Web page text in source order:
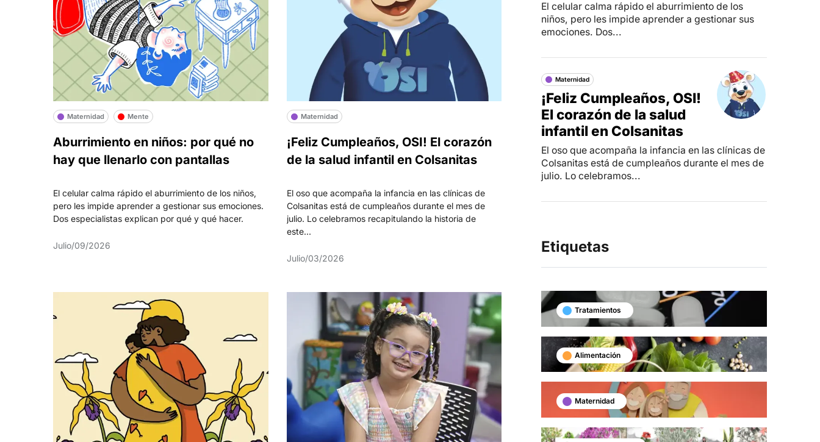
Maternidad Mente
Aburrimiento en niños: por qué no
hay que llenarlo con pantallas
El celular calma rápido el aburrimiento de los niños,
pero les impide aprender a gestionar sus emociones.
Dos especialistas explican por qué y qué hacer.
Julio/09/2026
Maternidad
¡Feliz Cumpleaños, OSI! El corazón
de la salud infantil en Colsanitas
El oso que acompaña la infancia en las clínicas de
Colsanitas está de cumpleaños durante el mes de
julio. Lo celebramos recapitulando la historia de
este...
Julio/03/2026
El celular calma rápido el aburrimiento de los
niños, pero les impide aprender a gestionar sus
emociones. Dos...
Maternidad
¡Feliz Cumpleaños, OSI!
El corazón de la salud
infantil en Colsanitas
El oso que acompaña la infancia en las clínicas de
Colsanitas está de cumpleaños durante el mes de
julio. Lo celebramos...
Etiquetas
Tratamientos
Alimentación
Maternidad